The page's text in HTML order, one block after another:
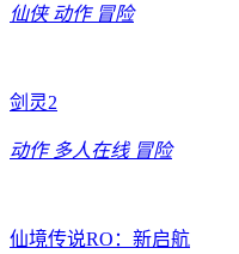
仙侠 动作 冒险
剑灵2
动作 多人在线 冒险
仙境传说RO：新启航